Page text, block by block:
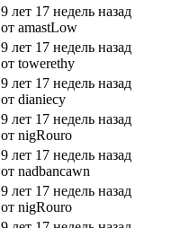
9 лет 17 недель назад
от amastLow
9 лет 17 недель назад
от towerethy
9 лет 17 недель назад
от dianiecy
9 лет 17 недель назад
от nigRouro
9 лет 17 недель назад
от nadbancawn
9 лет 17 недель назад
от nigRouro